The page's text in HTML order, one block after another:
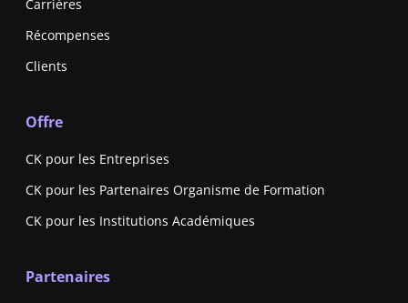
Carrières
Récompenses
Clients
Offre
CK pour les Entreprises
CK pour les Partenaires Organisme de Formation
CK pour les Institutions Académiques
Partenaires